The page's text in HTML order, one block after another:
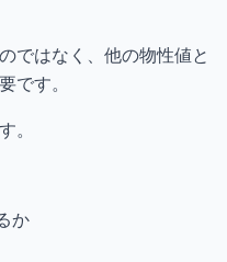
ではなく、他の物性値と
です。
。
か